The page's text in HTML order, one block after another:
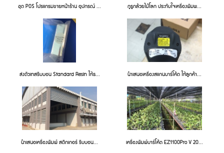
ชุด POS โปรแกรมขายหน้าร้าน อุปกรณ์ ... กูรูกล้วยไม้โลก ประทับใจเครื่องพิมพ...
ส่งตัวเทสริบบอน Standard Resin ให้ธ... นำเสนอเครื่องสแกนบาร์โค้ด ให้ลูกค้า...
นำเสนอเครื่องพิมพ์ สติกเกอร์ ริบบอน... เครื่องพิมพ์บาร์โค้ด EZ1100Pro V 20...